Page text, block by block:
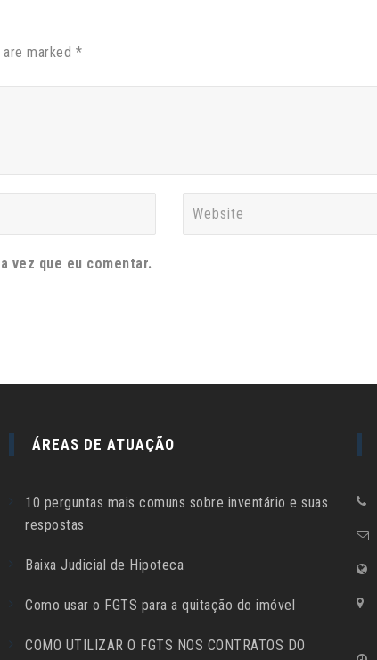
are marked *
vez que eu comentar.
ÁREAS DE ATUAÇÃO
10 perguntas mais comuns sobre inventário e suas
respostas
Baixa Judicial de Hipoteca
Como usar o FGTS para a quitação do imóvel
COMO UTILIZAR O FGTS NOS CONTRATOS DO